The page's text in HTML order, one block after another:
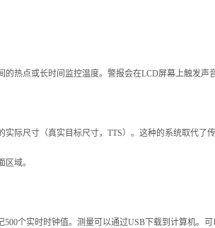
热点或长时间监控温度。警报会在LCD屏幕上触发声
际尺寸（真实目标尺寸，TTS）。这种的系统取代了
域。
个实时时钟值。测量可以通过USB下载到计算机。